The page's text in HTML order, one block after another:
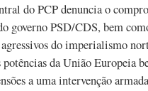
do PCP denuncia o
governo PSD/CDS, bem
do imperialismo
da União Europeia
a uma intervenção